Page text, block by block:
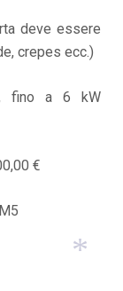
deve essere
crepes ecc.)
fino a 6 kW
€